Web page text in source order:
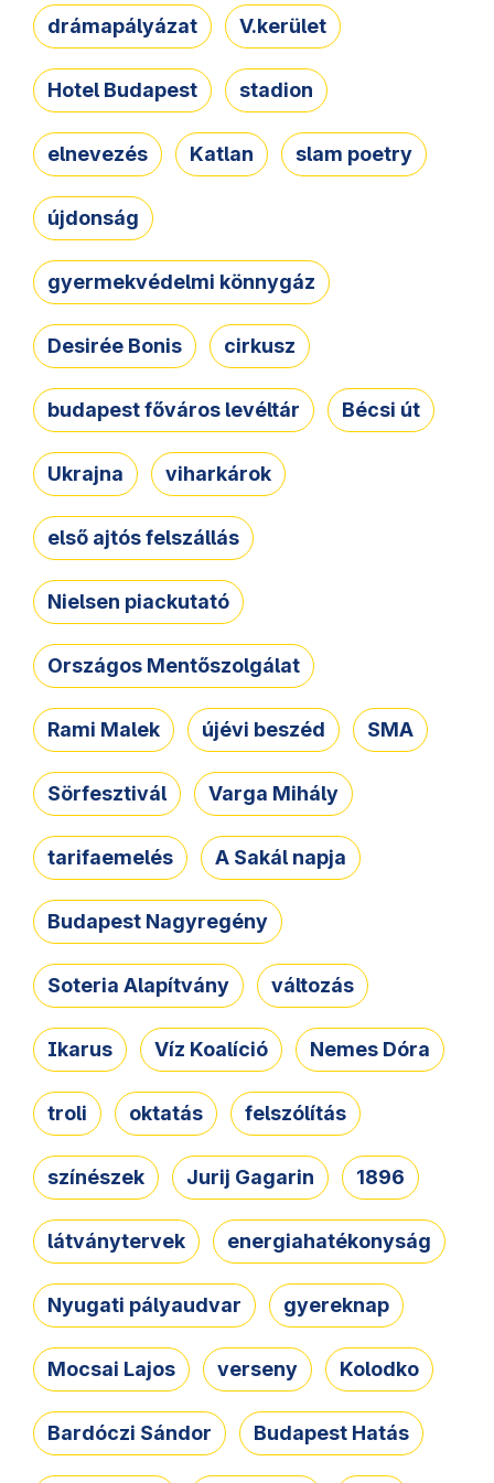
drámapályázat V.kerület
Hotel Budapest stadion
elnevezés Katlan slam poetry
újdonság
gyermekvédelmi könnygáz
Desirée Bonis cirkusz
budapest főváros levéltár Bécsi út
Ukrajna viharkárok
első ajtós felszállás
Nielsen piackutató
Országos Mentőszolgálat
Rami Malek újévi beszéd SMA
Sörfesztivál Varga Mihály
tarifaemelés A Sakál napja
Budapest Nagyregény
Soteria Alapítvány változás
Ikarus Víz Koalíció Nemes Dóra
troli oktatás felszólítás
színészek Jurij Gagarin 1896
látványtervek energiahatékonyság
Nyugati pályaudvar gyereknap
Mocsai Lajos verseny Kolodko
Bardóczi Sándor Budapest Hatás